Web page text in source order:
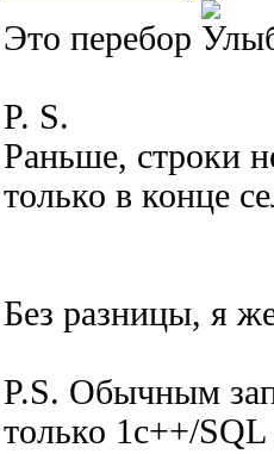
Это перебор
P. S.
Раньше, строки
только в конце
Без разницы, я
P.S. Обычным
только 1с++/SQL